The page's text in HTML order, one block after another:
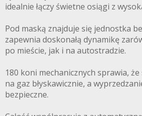
idealnie łączy świetne osiągi z
Pod maską znajduje się jednostka
zapewnia doskonałą dynamikę
po mieście, jak i na autostradzie.
180 koni mechanicznych sprawia,
na gaz błyskawicznie, a
bezpieczne.